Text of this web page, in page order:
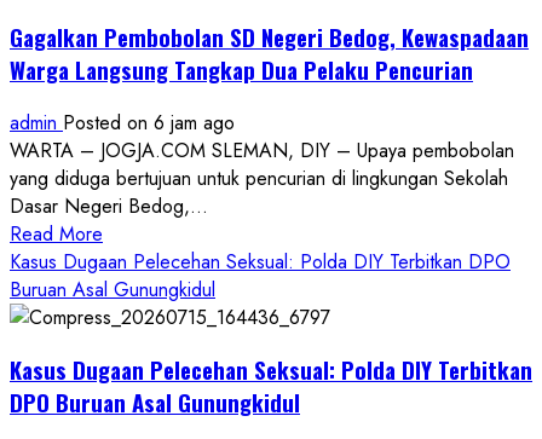
Gagalkan Pembobolan SD Negeri Bedog, Kewaspadaan
Warga Langsung Tangkap Dua Pelaku Pencurian
admin Posted on 6 jam ago
WARTA – JOGJA.COM SLEMAN, DIY – Upaya pembobolan
yang diduga bertujuan untuk pencurian di lingkungan Sekolah
Dasar Negeri Bedog,...
Read More
more
about
Gagalkan
SD
Negeri
Kasus Dugaan Pelecehan Seksual: Polda DIY Terbitkan DPO
Buruan Asal Gunungkidul
Kasus Dugaan Pelecehan Seksual: Polda DIY Terbitkan
DPO Buruan Asal Gunungkidul